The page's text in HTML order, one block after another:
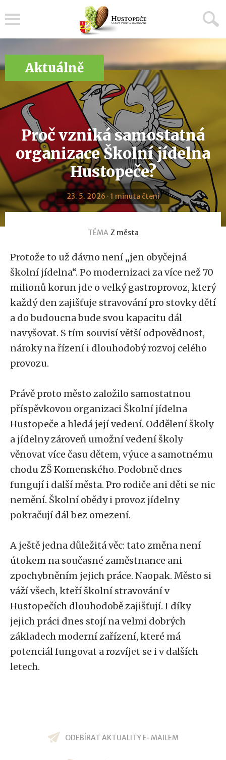
Aktuálně
Proč vzniká samostatná
organizace Školní jídelna
Hustopeče?
23. 5. 2026 · 1 minuta čtení
TÉMA Z města
Protože to už dávno není „jen obyčejná
školní jídelna“. Po modernizaci za více než 70
milionů korun jde o velký gastroprovoz, který
každý den zajišťuje stravování pro stovky dětí
a do budoucna bude svou kapacitu dál
navyšovat. S tím souvisí větší odpovědnost,
nároky na řízení i dlouhodobý rozvoj celého
provozu.
Právě proto město založilo samostatnou
příspěvkovou organizaci Školní jídelna
Hustopeče a hledá její vedení. Oddělení školy
a jídelny zároveň umožní vedení školy
věnovat více času dětem, výuce a samotnému
chodu ZŠ Komenského. Podobně dnes
fungují i další města. Pro rodiče ani děti se nic
nemění. Školní obědy i provoz jídelny
pokračují dál bez omezení.
A ještě jedna důležitá věc: tato změna není
útokem na současné zaměstnance ani
zpochybněním jejich práce. Naopak. Město si
váží všech, kteří školní stravování v
Hustopečích dlouhodobě zajišťují. I díky
jejich práci dnes stojí na velmi dobrých
základech moderní zařízení, které má
potenciál fungovat a rozvíjet se i v dalších
letech.
ODEBÍRAT AKTUALITY E-MAILEM